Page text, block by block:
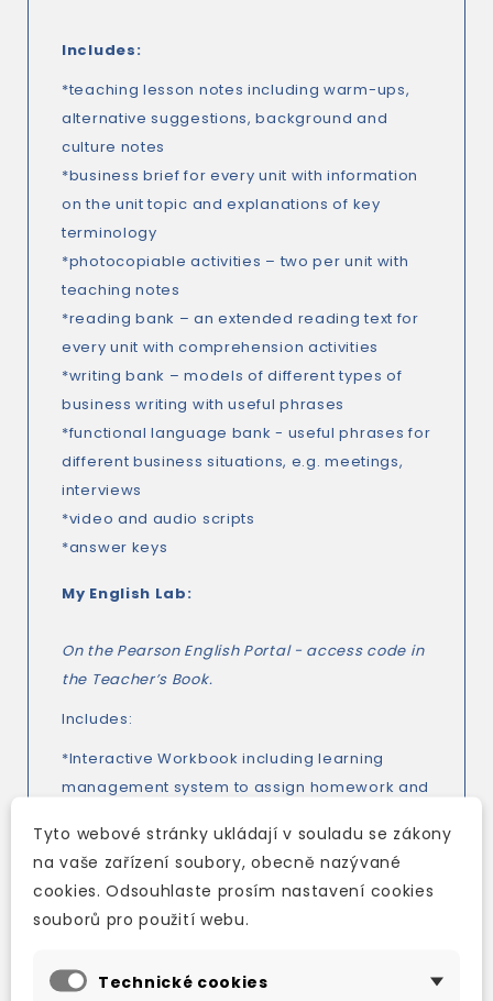
Includes:
*teaching lesson notes including warm-ups,
alternative suggestions, background and
culture notes
*business brief for every unit with information
on the unit topic and explanations of key
terminology
*photocopiable activities – two per unit with
teaching notes
*reading bank – an extended reading text for
every unit with comprehension activities
*writing bank – models of different types of
business writing with useful phrases
*functional language bank - useful phrases for
different business situations, e.g. meetings,
interviews
*video and audio scripts
*answer keys
My English Lab:
On the Pearson English Portal - access code in
the Teacher’s Book.
Includes:
*Interactive Workbook including learning
management system to assign homework and
*student digital resources
*Teacher’s Book resources, including answer
keys, photocopiable activities and teaching
notes, reading bank, writing bank and
*tests
Tyto webové stránky ukládají v souladu se zákony
na vaše zařízení soubory, obecně nazývané
cookies. Odsouhlaste prosím nastavení cookies
souborů pro použití webu.
Technické cookies